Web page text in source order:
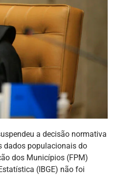
a decisão normativa
dados populacionais do
dos Municípios (FPM)
(IBGE) não foi